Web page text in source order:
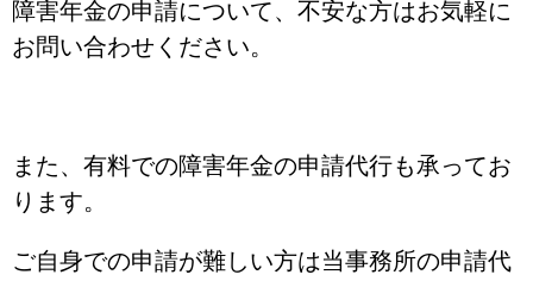
障害年金の申請について、不安な方はお気軽に
お問い合わせください。
また、有料での障害年金の申請代行も承ってお
ります。
ご自身での申請が難しい方は当事務所の申請代